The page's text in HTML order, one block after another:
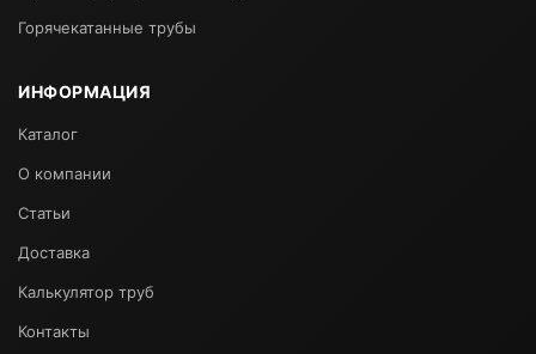
Горячекатанные трубы
ИНФОРМАЦИЯ
Каталог
О компании
Статьи
Доставка
Калькулятор труб
Контакты